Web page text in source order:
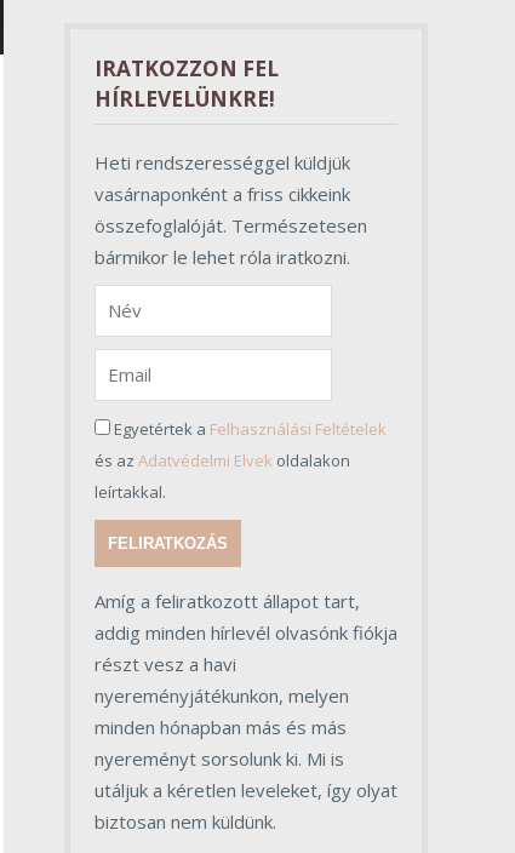
IRATKOZZON FEL
HÍRLEVELÜNKRE!
Heti rendszerességgel küldjük
vasárnaponként a friss cikkeink
összefoglalóját. Természetesen
bármikor le lehet róla iratkozni.
Egyetértek a Felhasználási Feltételek
és az Adatvédelmi Elvek oldalakon
leírtakkal.
FELIRATKOZÁS
Amíg a feliratkozott állapot tart,
addig minden hírlevél olvasónk fiókja
részt vesz a havi
nyereményjátékunkon, melyen
minden hónapban más és más
nyereményt sorsolunk ki. Mi is
utáljuk a kéretlen leveleket, így olyat
biztosan nem küldünk.